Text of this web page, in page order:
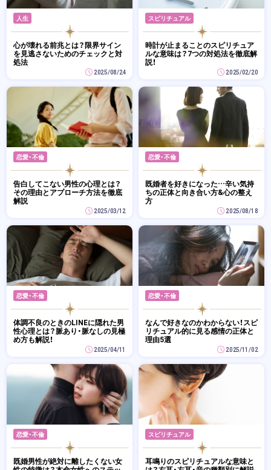
人生
心が壊れる前兆とは？限界サイン
を見逃さないためのチェックと対
処法
2025/08/24
スピリチュアル
時計が止まることのスピリチュア
ルな意味は？7つの対処法を徹底解
説！
2025/02/20
恋愛・不倫
告白してこない男性の心理とは？
その理由とアプローチ方法を徹底
解説
2025/03/12
恋愛・不倫
既婚者を好きになった…辛い気持
ちの正体と向き合い方&心の整え
方
2025/08/18
恋愛・不倫
体調不良のときのLINEに隠れた男
性心理とは？脈あり・脈なしの見極
め方も解説！
2025/04/11
恋愛・不倫
なんで好きなのかわからない！スピ
リチュアル的に見る感情の正体と
理由5選
2025/11/02
恋愛・不倫
既婚男性が絶対に離したくない女
スピリチュアル
耳鳴りのスピリチュアルな意味と